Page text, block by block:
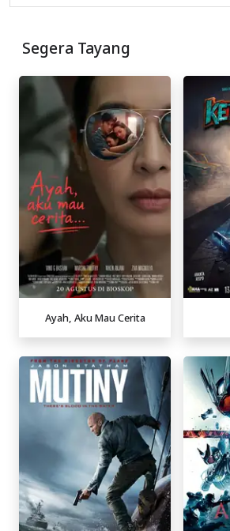
Segera Tayang
Ayah, Aku Mau Cerita